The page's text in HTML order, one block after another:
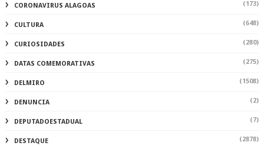
CORONAVIRUS ALAGOAS (173)
CULTURA (648)
CURIOSIDADES (280)
DATAS COMEMORATIVAS (275)
DELMIRO (1508)
DENUNCIA (2)
DEPUTADOESTADUAL (7)
DESTAQUE (2878)